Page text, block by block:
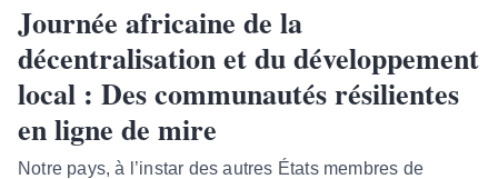
Journée africaine de la
décentralisation et du développement
local : Des communautés résilientes
en ligne de mire
Notre pays, à l’instar des autres États membres de